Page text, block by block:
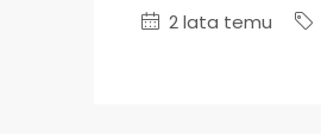
2 lata temu